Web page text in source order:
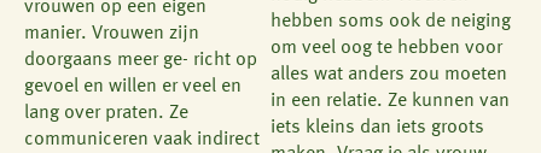
vrouwen op een eigen
manier. Vrouwen zijn
doorgaans meer ge- richt op
gevoel en willen er veel en
lang over praten. Ze
communiceren vaak indirect
hebben soms ook de neiging
om veel oog te hebben voor
alles wat anders zou moeten
in een relatie. Ze kunnen van
iets kleins dan iets groots